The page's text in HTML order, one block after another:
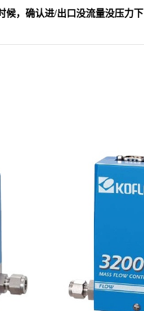
候，确认进/出口没流量没压力